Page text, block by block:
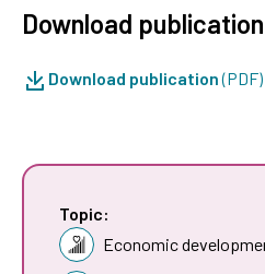
Download publication
Download publication(PDF)
Topic:
Economic